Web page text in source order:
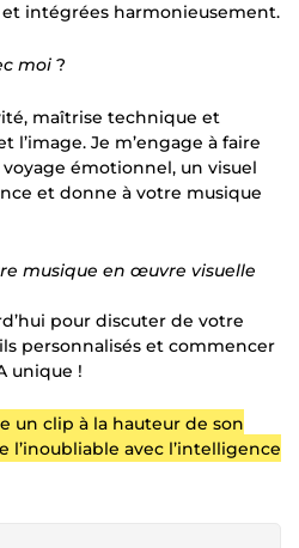
et intégrées harmonieusement.
moi ?
maîtrise technique et
l’image. Je m’engage à faire
émotionnel, un visuel
et donne à votre musique
musique en œuvre visuelle
pour discuter de votre
personnalisés et commencer
unique !
un clip à la hauteur de son
avec l’intelligence